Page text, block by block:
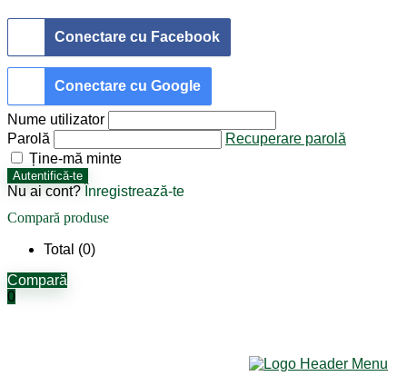
Conectare cu Facebook
Conectare cu Google
Nume utilizator
Parolă
Recuperare parolă
Ține-mă minte
Autentifică-te
Nu ai cont? Înregistrează-te
Compară produse
Total (0)
Compară
0